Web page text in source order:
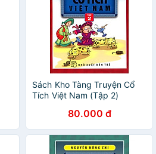
Sách Kho Tàng Truyện Cổ
Tích Việt Nam (Tập 2)
80.000 đ